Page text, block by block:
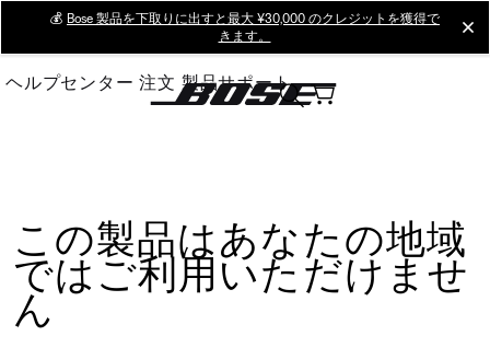
Main
💰 Bose 製品を下取りに出すと最大 ¥30,000 のクレジットを獲得で
きます。
ヘルプセンター 注文 製品サポート
この製品はあなたの地域
ではご利用いただけませ
ん